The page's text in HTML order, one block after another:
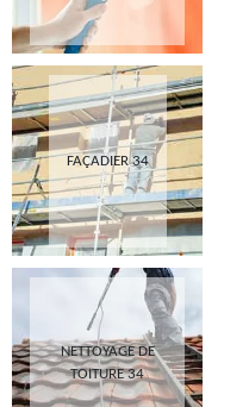
FAÇADIER 34
NETTOYAGE DE
TOITURE 34